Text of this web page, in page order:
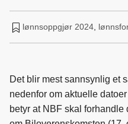
lønnsoppgjør 2024,
Det blir mest sannsynlig et
nedenfor om aktuelle
betyr at NBF skal